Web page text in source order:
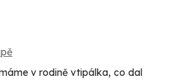
v rodině vtipálka, co dal